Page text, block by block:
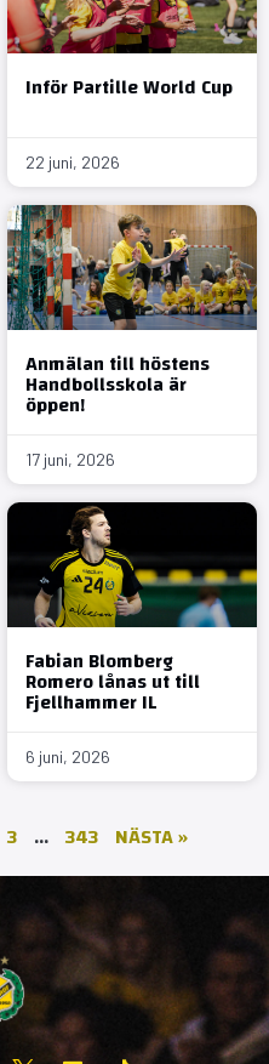
Inför Partille World Cup
22 juni, 2026
Anmälan till höstens
Handbollsskola är
öppen!
17 juni, 2026
Fabian Blomberg
Romero lånas ut till
Fjellhammer IL
6 juni, 2026
3 … 343 NÄSTA »